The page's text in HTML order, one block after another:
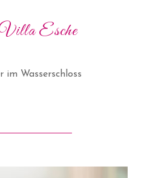
Esche
im Wasserschloss